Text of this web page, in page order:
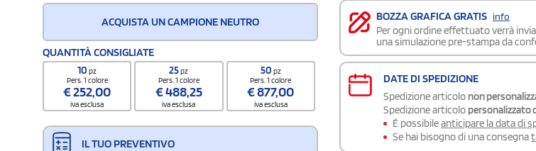
ACQUISTA UN CAMPIONE NEUTRO
QUANTITÀ CONSIGLIATE
10pz
Pers. 1 colore
€252,00
iva esclusa
25pz
Pers. 1 colore
€488,25
iva esclusa
50 pz
Pers. 1 colore
€877,00
iva esclusa
IL TUO PREVENTIVO
BOZZA GRAFICA GRATIS info
Per ogni ordine effettuato verrà
una simulazione pre-stampa da
DATE DI SPEDIZIONE
Spedizione articolo non
Spedizione articolo personalizzato
É possibileanticipare la data di
Se hai bisogno di una consegna